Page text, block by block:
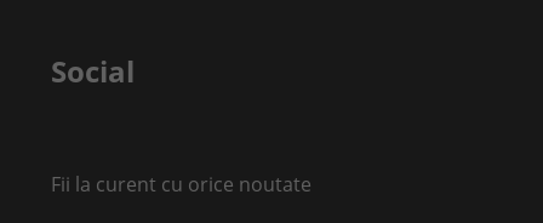
Social
Fii la curent cu orice noutate